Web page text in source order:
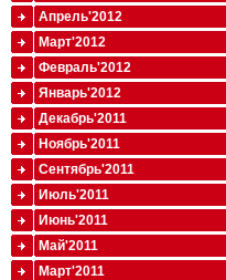
Апрель'2012
Март'2012
Февраль'2012
Январь'2012
Декабрь'2011
Ноябрь'2011
Сентябрь'2011
Июль'2011
Июнь'2011
Май'2011
Март'2011